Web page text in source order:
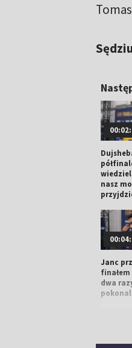
nasz
Janc
finałem
dwa